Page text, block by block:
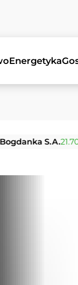
Energetyka
S.A.21.70 PLN